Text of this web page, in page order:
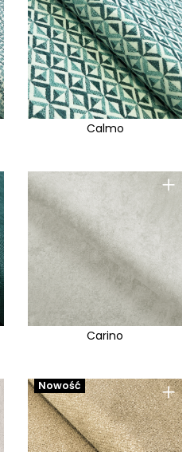
Calmo
+
Carino
+
Nowość